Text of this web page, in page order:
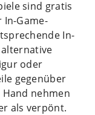
sind gratis
Game-
In-
oder
gegenüber
nehmen
als verpönt.